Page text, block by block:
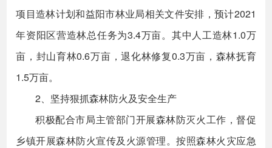
项目造林计划和益阳市林业局相关文件安排，预计2021
年资阳区营造林总任务为3.4万亩。其中人工造林1.0万
亩，封山育林0.6万亩，退化林修复0.3万亩，森林抚育
1.5万亩。
2、坚持狠抓森林防火及安全生产
积极配合市局主管部门开展森林防灭火工作，督促
乡镇开展森林防火宣传及火源管理。按照森林火灾应急